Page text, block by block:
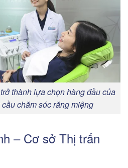
thành lựa chọn hàng đầu của
chăm sóc răng miệng
– Cơ sở Thị trấn